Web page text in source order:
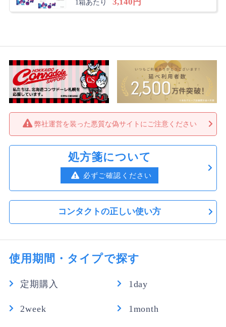
1箱あたり
弊社運営を装った悪質な偽サイトにご注意ください
処方箋について
必ずご確認ください
コンタクトの正しい使い方
使用期間・タイプで探す
定期購入 1day
2week 1month